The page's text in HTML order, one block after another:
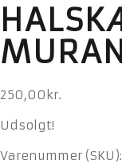
250,00 kr.
Udsolgt!
Varenummer (SKU):